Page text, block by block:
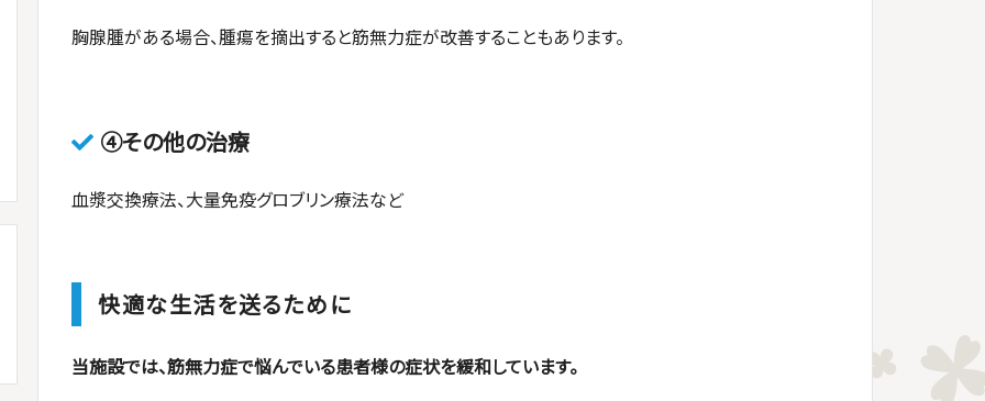
胸腺腫がある場合、腫瘍を摘出すると筋無力症が改善することもあります。
④その他の治療
血漿交換療法、大量免疫グロブリン療法など
快適な生活を送るために
当施設では、筋無力症で悩んでいる患者様の症状を緩和しています。